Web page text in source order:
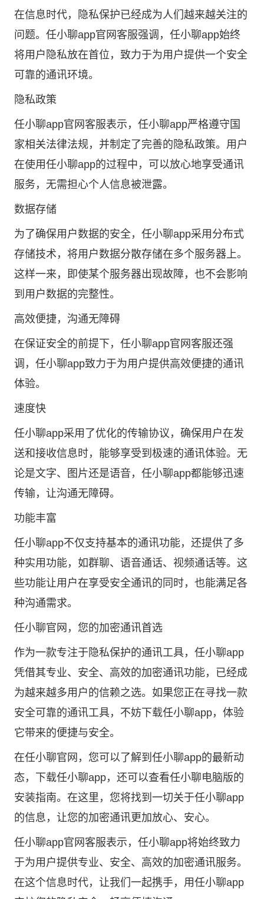
在信息时代，隐私保护已经成为人们越来越关注的
问题。任小聊app官网客服强调，任小聊app始终
将用户隐私放在首位，致力于为用户提供一个安全
可靠的通讯环境。
隐私政策
任小聊app官网客服表示，任小聊app严格遵守国
家相关法律法规，并制定了完善的隐私政策。用户
在使用任小聊app的过程中，可以放心地享受通讯
服务，无需担心个人信息被泄露。
数据存储
为了确保用户数据的安全，任小聊app采用分布式
存储技术，将用户数据分散存储在多个服务器上。
这样一来，即使某个服务器出现故障，也不会影响
到用户数据的完整性。
高效便捷，沟通无障碍
在保证安全的前提下，任小聊app官网客服还强
调，任小聊app致力于为用户提供高效便捷的通讯
体验。
速度快
任小聊app采用了优化的传输协议，确保用户在发
送和接收信息时，能够享受到极速的通讯体验。无
论是文字、图片还是语音，任小聊app都能够迅速
传输，让沟通无障碍。
功能丰富
任小聊app不仅支持基本的通讯功能，还提供了多
种实用功能，如群聊、语音通话、视频通话等。这
些功能让用户在享受安全通讯的同时，也能满足各
种沟通需求。
任小聊官网 ，您的加密通讯首选
作为一款专注于隐私保护的通讯工具，任小聊app
凭借其专业、安全、高效的加密通讯功能，已经成
为越来越多用户的信赖之选。如果您正在寻找一款
安全可靠的通讯工具，不妨下载任小聊app，体验
它带来的便捷与安全。
在任小聊官网，您可以了解到任小聊app的最新动
态，下载任小聊app，还可以查看任小聊电脑版的
安装指南。在这里，您将找到一切关于任小聊app
的信息，让您的加密通讯更加放心、安心。
任小聊app官网客服表示，任小聊app将始终致力
于为用户提供专业、安全、高效的加密通讯服务。
在这个信息时代，让我们一起携手，用任小聊app